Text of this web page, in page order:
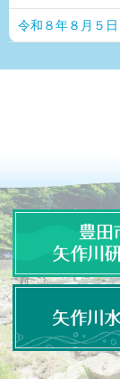
令和８年８月５